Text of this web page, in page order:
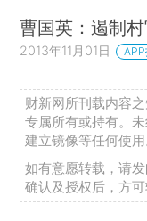
曹国英：遏制
2013年11月01日
财新网所刊载内容
专属所有或持有。
建立镜像等任何使用
如有意愿转载，请
确认及授权后，方可